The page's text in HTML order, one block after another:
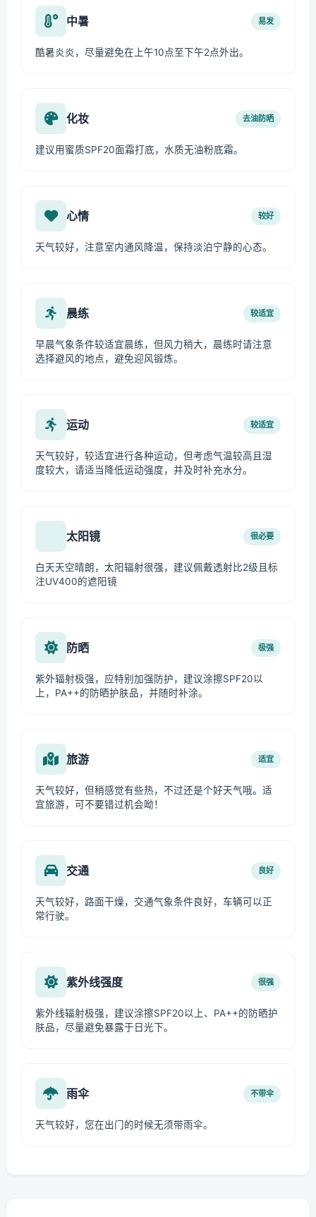
中暑 易发
酷暑炎炎，尽量避免在上午10点至下午2点外出。
化妆 去油防晒
建议用蜜质SPF20面霜打底，水质无油粉底霜。
心情 较好
天气较好，注意室内通风降温，保持淡泊宁静的心态。
晨练 较适宜
早晨气象条件较适宜晨练，但风力稍大，晨练时请注意
选择避风的地点，避免迎风锻炼。
运动 较适宜
天气较好，较适宜进行各种运动，但考虑气温较高且湿
度较大，请适当降低运动强度，并及时补充水分。
太阳镜 很必要
白天天空晴朗，太阳辐射很强，建议佩戴透射比2级且标
注UV400的遮阳镜
防晒 极强
紫外辐射极强，应特别加强防护，建议涂擦SPF20以
上，PA++的防晒护肤品，并随时补涂。
旅游 适宜
天气较好，但稍感觉有些热，不过还是个好天气哦。适
宜旅游，可不要错过机会呦！
交通 良好
天气较好，路面干燥，交通气象条件良好，车辆可以正
常行驶。
紫外线强度 很强
紫外线辐射极强，建议涂擦SPF20以上、PA++的防晒护
肤品，尽量避免暴露于日光下。
雨伞 不带伞
天气较好，您在出门的时候无须带雨伞。